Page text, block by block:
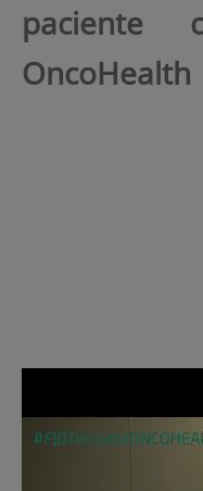
paciente
OncoHealth